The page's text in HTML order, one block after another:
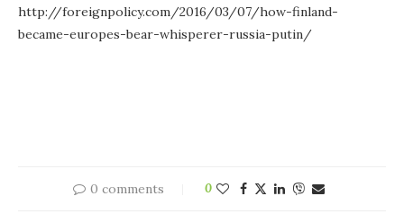
http://foreignpolicy.com/2016/03/07/how-finland-
became-europes-bear-whisperer-russia-putin/
0 comments 0